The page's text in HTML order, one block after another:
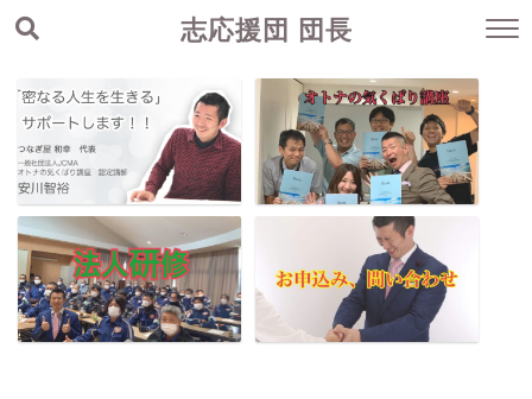
志応援団 団長